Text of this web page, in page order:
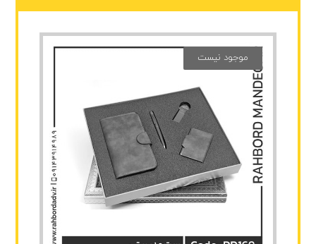
موجود نیست